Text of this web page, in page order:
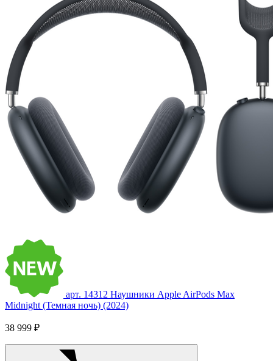
арт. 14312 Наушники Apple AirPods Max
Midnight (Темная ночь) (2024)
38 999 ₽